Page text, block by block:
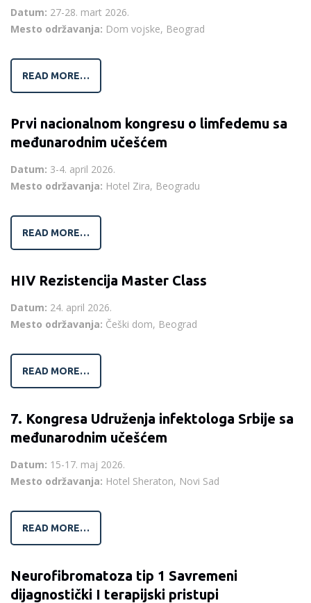
Datum: 27-28. mart 2026.
Mesto održavanja: Dom vojske, Beograd
READ MORE…
Prvi nacionalnom kongresu o limfedemu sa
međunarodnim učešćem
Datum: 3-4. april 2026.
Mesto održavanja: Hotel Zira, Beogradu
READ MORE…
HIV Rezistencija Master Class
Datum: 24. april 2026.
Mesto održavanja: Češki dom, Beograd
READ MORE…
7. Kongresa Udruženja infektologa Srbije sa
međunarodnim učešćem
Datum: 15-17. maj 2026.
Mesto održavanja: Hotel Sheraton, Novi Sad
READ MORE…
Neurofibromatoza tip 1 Savremeni
dijagnostički I terapijski pristupi